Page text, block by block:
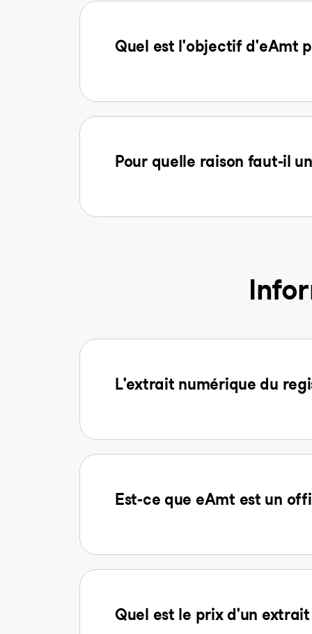
Quel est l'objectif d'eAmt
Pour quelle raison faut-il
L'extrait numérique du
Est-ce que eAmt est un
Quel est le prix d'un